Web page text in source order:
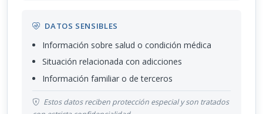
DATOS SENSIBLES
Información sobre salud o condición médica
Situación relacionada con adicciones
Información familiar o de terceros
Estos datos reciben protección especial y son tratados